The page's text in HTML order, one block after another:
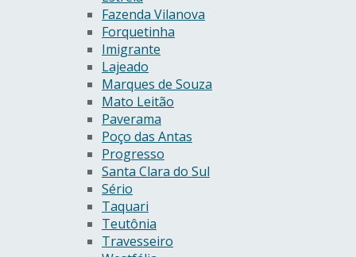
Fazenda Vilanova
Forquetinha
Imigrante
Lajeado
Marques de Souza
Mato Leitão
Paverama
Poço das Antas
Progresso
Santa Clara do Sul
Sério
Taquari
Teutônia
Travesseiro